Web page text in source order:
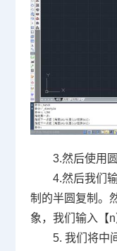
3.然后使用
4.然后我们
制的半圆复制。
象，我们输入【n
5. 我们将中